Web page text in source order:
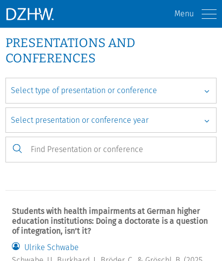
Menu
PRESENTATIONS AND
CONFERENCES
Students with health impairments at German higher
education institutions: Doing a doctorate is a question
of integration, isn’t it?
Ulrike Schwabe